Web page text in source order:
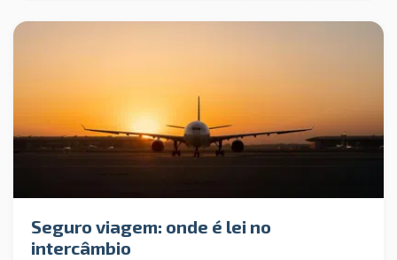
Seguro viagem: onde é lei no
intercâmbio